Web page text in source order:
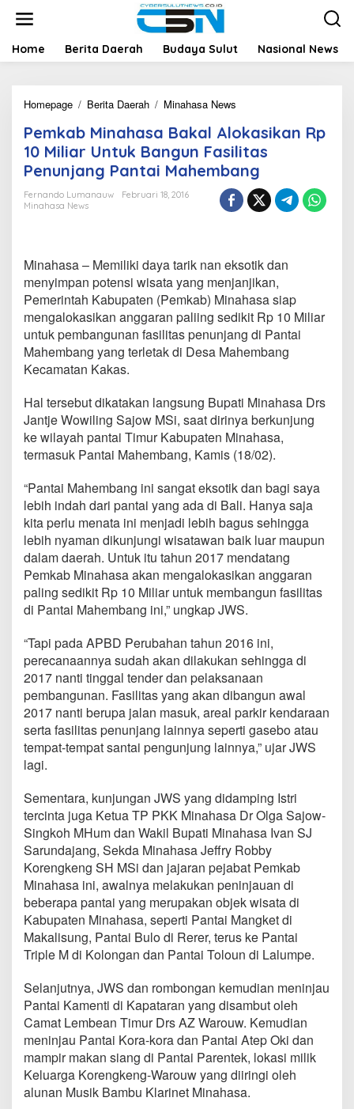
t
Home Berita Daerah Budaya Sulut Nasional News
Homepage / Berita Daerah / Minahasa News
m
k
a
b
M
a
s
a
B
a
k
a
l
o
k
a
s
i
a
n
R
p
1
0
M
i
l
i
r
U
n
t
u
k
B
a
n
F
a
s
i
l
i
t
a
s
P
e
u
n
j
a
n
g
P
a
n
Pemkab Minahasa Bakal Alokasikan Rp
10 Miliar Untuk Bangun Fasilitas
Penunjang Pantai Mahembang
Fernando Lumanauw
Februari 18, 2016
Minahasa News
Minahasa – Memiliki daya tarik nan eksotik dan
menyimpan potensi wisata yang menjanjikan,
Pemerintah Kabupaten (Pemkab) Minahasa siap
mengalokasikan anggaran paliing sedikit Rp 10 Miliar
untuk pembangunan fasilitas penunjang di Pantai
Mahembang yang terletak di Desa Mahembang
Kecamatan Kakas.
Hal tersebut dikatakan langsung Bupati Minahasa Drs
Jantje Wowiling Sajow MSi, saat dirinya berkunjung
ke wilayah pantai Timur Kabupaten Minahasa,
termasuk Pantai Mahembang, Kamis (18/02).
“Pantai Mahembang ini sangat eksotik dan bagi saya
lebih indah dari pantai yang ada di Bali. Hanya saja
kita perlu menata ini menjadi lebih bagus sehingga
lebih nyaman dikunjungi wisatawan baik luar maupun
dalam daerah. Untuk itu tahun 2017 mendatang
Pemkab Minahasa akan mengalokasikan anggaran
paling sedikit Rp 10 Miliar untuk membangun fasilitas
di Pantai Mahembang ini,” ungkap JWS.
“Tapi pada APBD Perubahan tahun 2016 ini,
perecanaannya sudah akan dilakukan sehingga di
2017 nanti tinggal tender dan pelaksanaan
pembangunan. Fasilitas yang akan dibangun awal
2017 nanti berupa jalan masuk, areal parkir kendaraan
serta fasilitas penunjang lainnya seperti gasebo atau
tempat-tempat santai pengunjung lainnya,” ujar JWS
lagi.
Sementara, kunjungan JWS yang didamping Istri
tercinta juga Ketua TP PKK Minahasa Dr Olga Sajow-
Singkoh MHum dan Wakil Bupati Minahasa Ivan SJ
Sarundajang, Sekda Minahasa Jeffry Robby
Korengkeng SH MSi dan jajaran pejabat Pemkab
Minahasa ini, awalnya melakukan peninjauan di
beberapa pantai yang merupakan objek wisata di
Kabupaten Minahasa, seperti Pantai Mangket di
Makalisung, Pantai Bulo di Rerer, terus ke Pantai
Triple M di Kolongan dan Pantai Toloun di Lalumpe.
Selanjutnya, JWS dan rombongan kemudian meninjau
Pantai Kamenti di Kapataran yang disambut oleh
Camat Lembean Timur Drs AZ Warouw. Kemudian
meninjau Pantai Kora-kora dan Pantai Atep Oki dan
mampir makan siang di Pantai Parentek, lokasi milik
Keluarga Korengkeng-Warouw yang diiringi oleh
alunan Musik Bambu Klarinet Minahasa.